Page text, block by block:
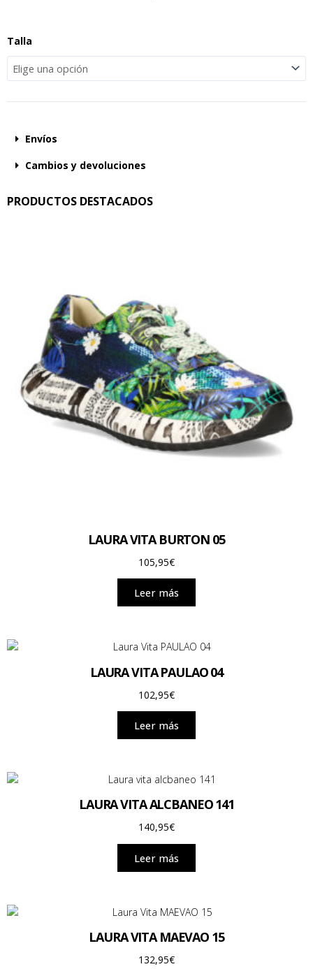
Talla
Envíos
Cambios y devoluciones
PRODUCTOS DESTACADOS
LAURA VITA BURTON 05
105,95€
Leer más
LAURA VITA PAULAO 04
102,95€
Leer más
LAURA VITA ALCBANEO 141
140,95€
Leer más
LAURA VITA MAEVAO 15
132,95€